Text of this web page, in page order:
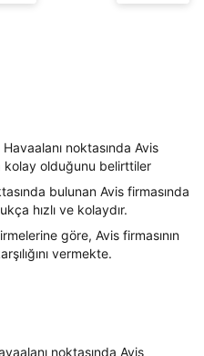
noktasında Avis
kolay olduğunu belirttiler
bulunan Avis firmasında
hızlı ve kolaydır.
göre, Avis firmasının
vermekte.
noktasında Avis